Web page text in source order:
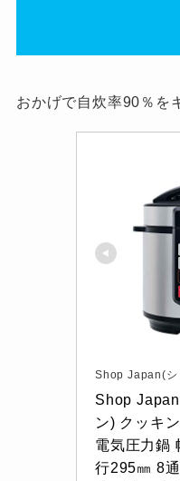
おかげで自炊率90％を
Shop Japan(シ
Shop
ン) クッキ
電気圧力鍋
行295㎜ 8